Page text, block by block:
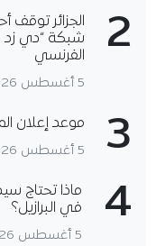
2
الجزائر توقف
شبكة “دي زد
الفرنسي
5 أغسطس 2026
3 موعد إعلان
5 أغسطس 2026
4
ماذا تحتاج
في البرازيل؟
5 أغسطس 2026